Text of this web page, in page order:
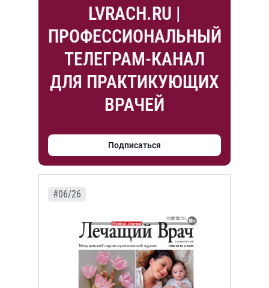
LVRACH.RU |
ПРОФЕССИОНАЛЬНЫЙ
ТЕЛЕГРАМ-КАНАЛ
ДЛЯ ПРАКТИКУЮЩИХ
ВРАЧЕЙ
Подписаться
#06/26